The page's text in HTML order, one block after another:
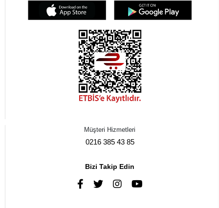
Müşteri Hizmetleri
0216 385 43 85
Bizi Takip Edin